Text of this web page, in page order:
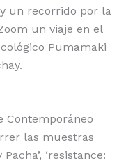
un recorrido por la
un viaje en el
Pumamaki
Contemporáneo
las muestras
‘resistance: